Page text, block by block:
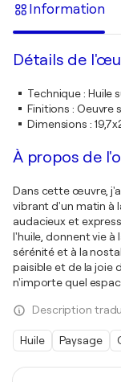
Information
Détails de
Technique: Huile
Finitions : Oeuvre
Dimensions :
À propos de
Dans cette œuvre,
vibrant d'un matin à
audacieux et
l'huile, donnent vie à
sérénité et à la
paisible et de la joie
n'importe quel
Description
Huile Paysage